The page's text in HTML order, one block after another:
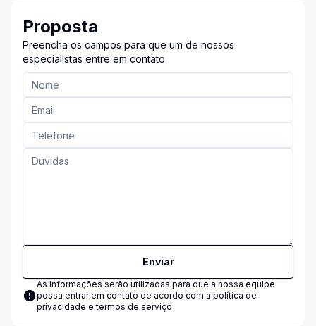
Proposta
Preencha os campos para que um de nossos
especialistas entre em contato
Enviar
As informações serão utilizadas para que a nossa equipe
possa entrar em contato de acordo com a política de
privacidade e termos de serviço